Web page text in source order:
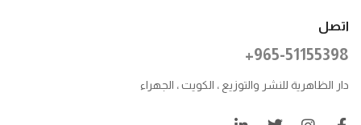
اتصل
+965-51155398
دار الظاهرية للنشر والتوزيع ، الكويت ، الجهراء